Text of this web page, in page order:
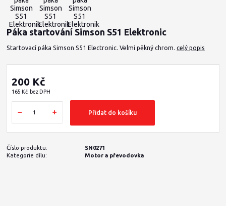
Páka startování Simson S51 Elektronic
Startovací páka Simson S51 Electronic. Velmi pěkný chrom.celý popis
200 Kč
165 Kč bez DPH
Přidat do košíku
Číslo produktu:
SN0271
Kategorie dílu:
Motor a převodovka